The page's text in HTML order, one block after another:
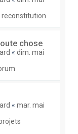
reconstitution
chose
« dim. mai
« mar. mai